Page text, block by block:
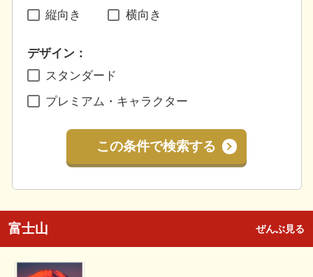
縦向き
横向き
デザイン：
スタンダード
プレミアム・キャラクター
この条件で検索する
富士山 ぜんぶ見る